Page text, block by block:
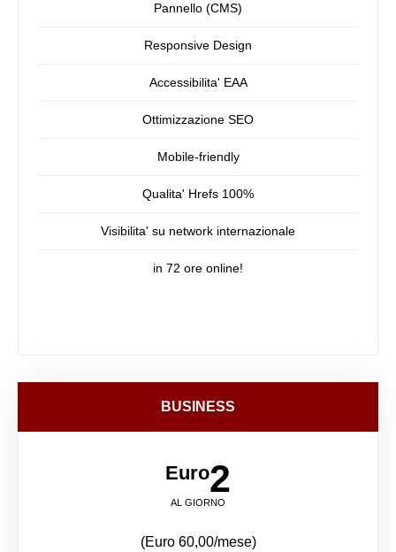
Pannello (CMS)
Responsive Design
Accessibilita' EAA
Ottimizzazione SEO
Mobile-friendly
Qualita' Hrefs 100%
Visibilita' su network internazionale
in 72 ore online!
BUSINESS
Euro2
AL GIORNO
(Euro 60,00/mese)